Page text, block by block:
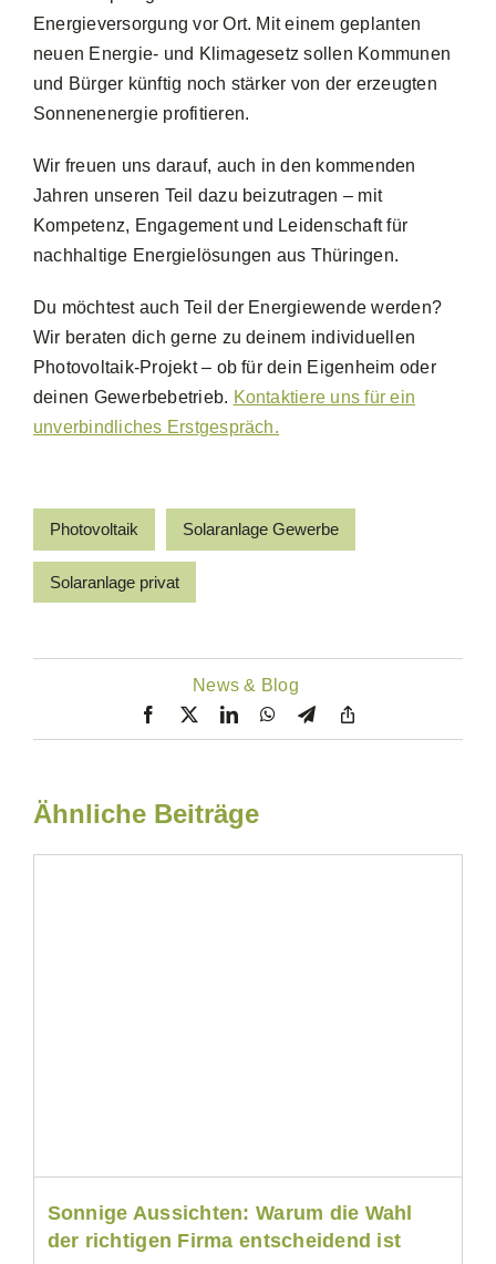
Energieversorgung vor Ort. Mit einem geplanten
neuen Energie- und Klimagesetz sollen Kommunen
und Bürger künftig noch stärker von der erzeugten
Sonnenenergie profitieren.
Wir freuen uns darauf, auch in den kommenden
Jahren unseren Teil dazu beizutragen – mit
Kompetenz, Engagement und Leidenschaft für
nachhaltige Energielösungen aus Thüringen.
Du möchtest auch Teil der Energiewende werden?
Wir beraten dich gerne zu deinem individuellen
Photovoltaik-Projekt – ob für dein Eigenheim oder
deinen Gewerbebetrieb. Kontaktiere uns für ein
unverbindliches Erstgespräch.
Photovoltaik Solaranlage Gewerbe
Solaranlage privat
News & Blog
Ähnliche Beiträge
Sonnige Aussichten: Warum die Wahl
der richtigen Firma entscheidend ist